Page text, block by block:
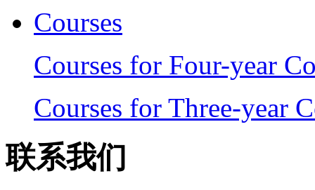
Courses
Courses for Four-year
Courses for Three-year
联系我们